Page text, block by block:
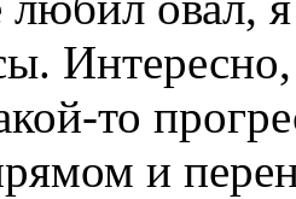
Интересно,
то
и